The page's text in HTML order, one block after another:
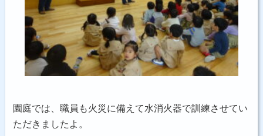
園庭では、職員も火災に備えて水消火器で訓練させてい
ただきましたよ。